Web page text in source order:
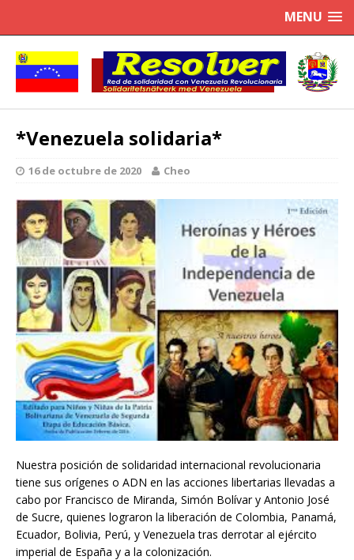
MENU
*Venezuela solidaria*
16 de octubre de 2020 Cheo
Nuestra posición de solidaridad internacional revolucionaria
tiene sus orígenes o ADN en las acciones libertarias llevadas a
cabo por Francisco de Miranda, Simón Bolívar y Antonio José
de Sucre, quienes lograron la liberación de Colombia, Panamá,
Ecuador, Bolivia, Perú, y Venezuela tras derrotar al ejército
imperial de España y a la colonización.